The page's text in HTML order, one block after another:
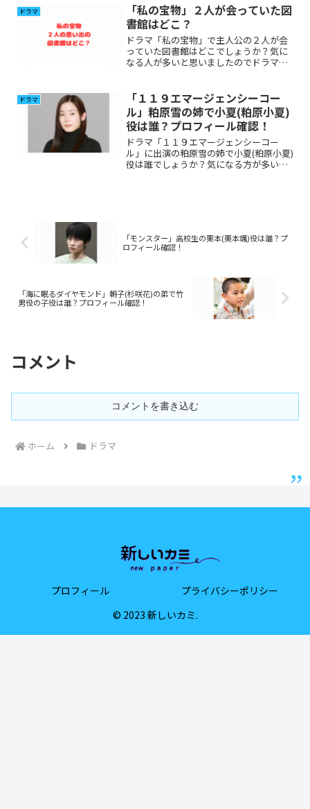
ドラマ
「私の宝物」２人が会っていた図
書館はどこ？
ドラマ「私の宝物」で主人公の２人が会
っていた図書館はどこでしょうか？気に
なる人が多いと思いましたのでドラマの
ドラマ
「１１９エマージェンシーコー
ル」粕原雪の姉で小夏(粕原小夏)
役は誰？プロフィール確認！
ドラマ「１１９エマージェンシーコー
ル」に出演の粕原雪の姉で小夏(粕原小夏)
役は誰でしょうか？気になる方が多いと
「モンスター」高校生の栗本(栗本颯)役は誰？プ
ロフィール確認！
「海に眠るダイヤモンド」朝子(杉咲花)の弟で竹
男役の子役は誰？プロフィール確認！
コメント
コメントを書き込む
ホーム ドラマ
プロフィール
プライバシーポリシー
© 2023 新しいカミ.